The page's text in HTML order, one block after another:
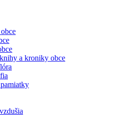
a kroniky obce